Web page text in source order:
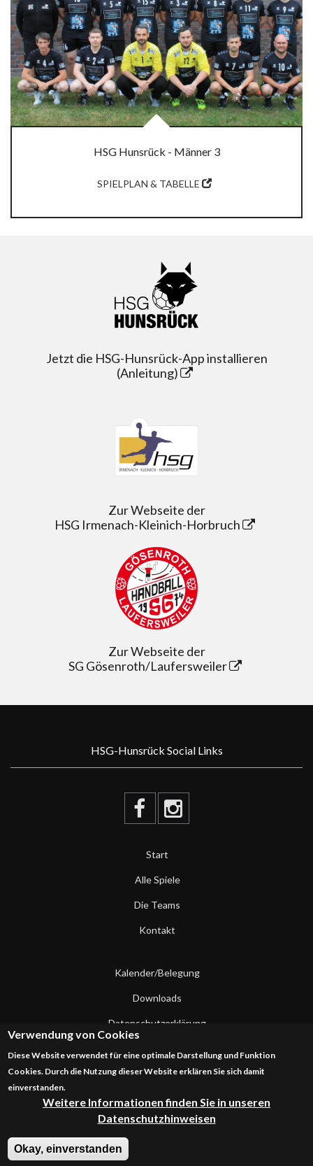
HSG Hunsrück - Männer 3
SPIELPLAN & TABELLE
Jetzt die HSG-Hunsrück-App installieren
(Anleitung)
Zur Webseite der
HSG Irmenach-Kleinich-Horbruch
Zur Webseite der
SG Gösenroth/Laufersweiler
HSG-Hunsrück Social Links
Start
Alle Spiele
Die Teams
Kontakt
Kalender/Belegung
Downloads
Datenschutzerklärung
Kontakt
Verwendung von Cookies
Diese Website verwendet für eine optimale Darstellung und Funktion
Cookies. Durch die Nutzung dieser Website erklären Sie sich damit
einverstanden.
Weitere Informationen finden Sie in unseren
Datenschutzhinweisen
Okay, einverstanden